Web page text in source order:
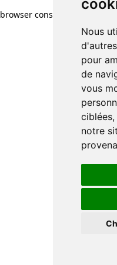
Nous
pour
de
vous
notre
browser console for more